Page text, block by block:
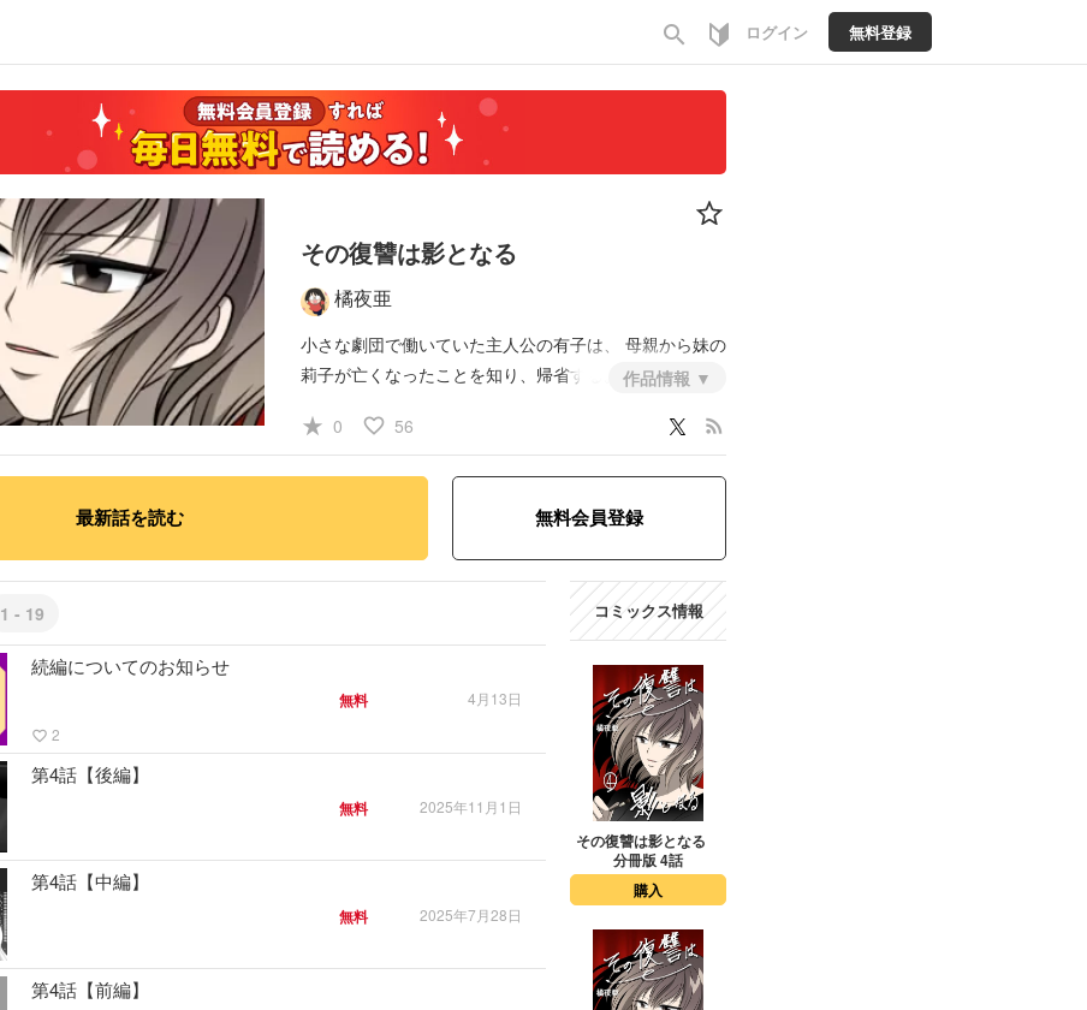
search ログイン 無料登録
その復讐は影となる
橘夜亜
小さな劇団で働いていた主人公の有子は、 母親から妹の
莉子が亡くなったことを知り、帰省する。だがそこで衝
作品情報
star_rate 0 favorite_border 56 rss_feed
最新話を読む 無料会員登録
1 - 19
続編についてのお知らせ
4月13日
favorite_border 2
無料
第4話【後編】
2025年11月1日
無料
第4話【中編】
2025年7月28日
無料
第4話【前編】
コミックス情報
その復讐は影となる
分冊版 4話
購入